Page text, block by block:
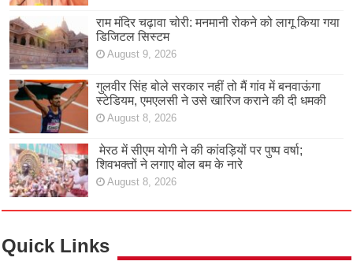
राम मंदिर चढ़ावा चोरी: मनमानी रोकने को लागू किया गया
डिजिटल सिस्टम
August 9, 2026
गुलवीर सिंह बोले सरकार नहीं तो मैं गांव में बनवाऊंगा
स्टेडियम, एमएलसी ने उसे खारिज कराने की दी धमकी
August 8, 2026
मेरठ में सीएम योगी ने की कांवड़ियों पर पुष्प वर्षा;
शिवभक्तों ने लगाए बोल बम के नारे
August 8, 2026
Quick Links